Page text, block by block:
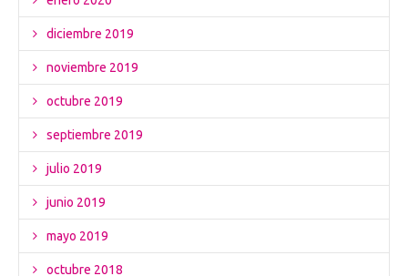
diciembre 2019
noviembre 2019
octubre 2019
septiembre 2019
julio 2019
junio 2019
mayo 2019
octubre 2018